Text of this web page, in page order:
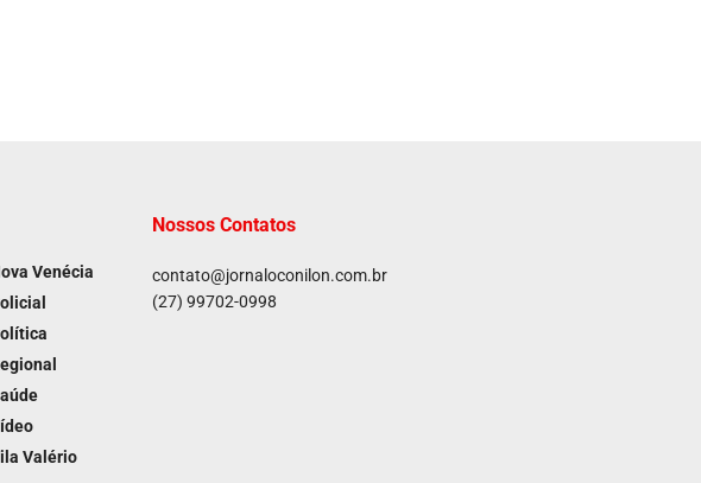
Venécia
Valério
Nossos Contatos
contato@jornaloconilon.com.br
(27) 99702-0998